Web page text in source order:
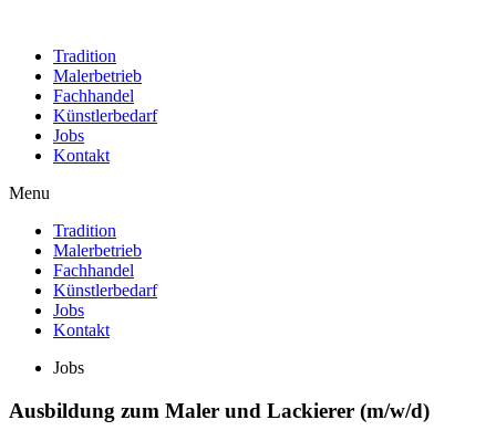
Tradition
Malerbetrieb
Fachhandel
Künstlerbedarf
Jobs
Kontakt
Menu
Tradition
Malerbetrieb
Fachhandel
Künstlerbedarf
Jobs
Kontakt
Jobs
Ausbildung zum Maler und Lackierer (m/w/d)